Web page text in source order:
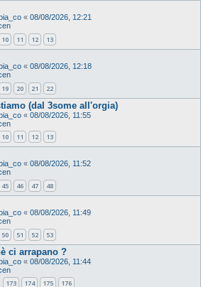
« 08/08/2026, 12:21
10 11 12 13
« 08/08/2026, 12:18
19 20 21 22
(dal 3some all'orgia)
« 08/08/2026, 11:55
10 11 12 13
« 08/08/2026, 11:52
45 46 47 48
« 08/08/2026, 11:49
50 51 52 53
ci arrapano ?
« 08/08/2026, 11:44
173 174 175 176